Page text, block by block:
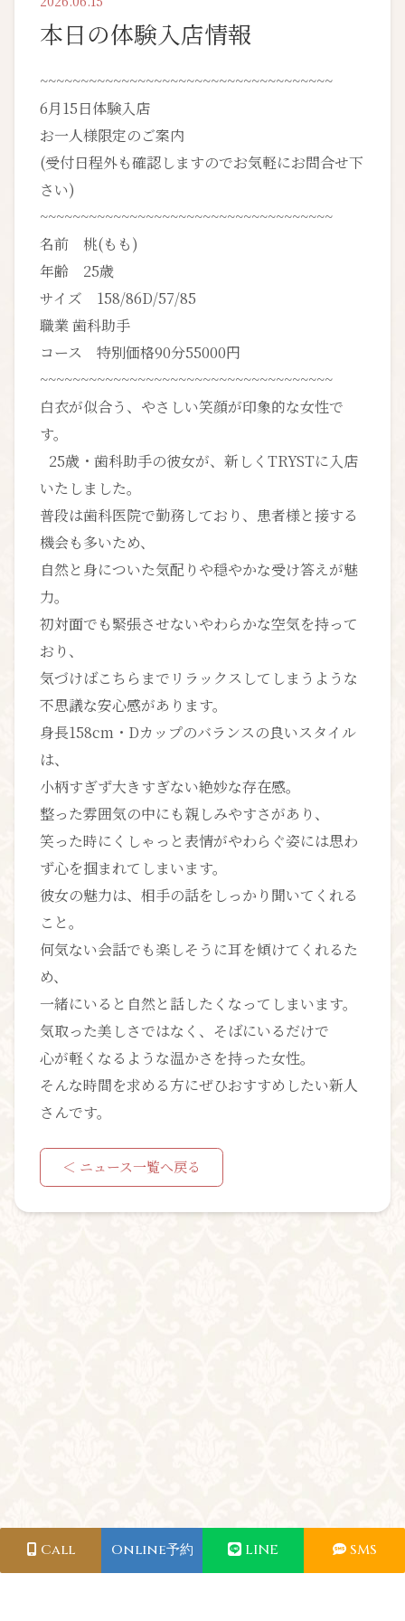
本日の体験入店情報
~~~~~~~~~~~~~~~~~~~~~~~~~~~~~~~~~~~~
6月15日体験入店
お一人様限定のご案内
(受付日程外も確認しますのでお気軽にお問合せ下
さい)
~~~~~~~~~~~~~~~~~~~~~~~~~~~~~~~~~~~~
名前 桃(もも)
年齢 25歳
サイズ 158/86D/57/85
職業 歯科助手
コース 特別価格90分55000円
~~~~~~~~~~~~~~~~~~~~~~~~~~~~~~~~~~~~
白衣が似合う、やさしい笑顔が印象的な女性で
す。
25歳・歯科助手の彼女が、新しくTRYSTに入店
いたしました。
普段は歯科医院で勤務しており、患者様と接する
機会も多いため、
自然と身についた気配りや穏やかな受け答えが魅
力。
初対面でも緊張させないやわらかな空気を持って
おり、
気づけばこちらまでリラックスしてしまうような
不思議な安心感があります。
身長158cm・Dカップのバランスの良いスタイル
は、
小柄すぎず大きすぎない絶妙な存在感。
整った雰囲気の中にも親しみやすさがあり、
笑った時にくしゃっと表情がやわらぐ姿には思わ
ず心を掴まれてしまいます。
彼女の魅力は、相手の話をしっかり聞いてくれる
こと。
何気ない会話でも楽しそうに耳を傾けてくれるた
め、
一緒にいると自然と話したくなってしまいます。
気取った美しさではなく、そばにいるだけで
心が軽くなるような温かさを持った女性。
そんな時間を求める方にぜひおすすめしたい新人
さんです。
＜ ニュース一覧へ戻る
Call Online予約 LINE SMS